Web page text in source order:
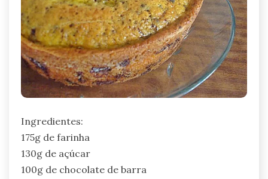
Ingredientes:
175g de farinha
130g de açúcar
100g de chocolate de barra